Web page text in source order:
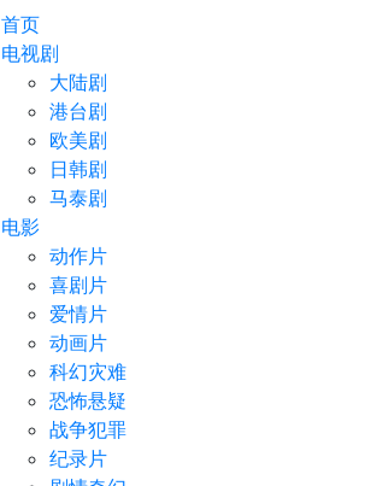
首页
电视剧
大陆剧
港台剧
欧美剧
日韩剧
马泰剧
电影
动作片
喜剧片
爱情片
动画片
科幻灾难
恐怖悬疑
战争犯罪
纪录片